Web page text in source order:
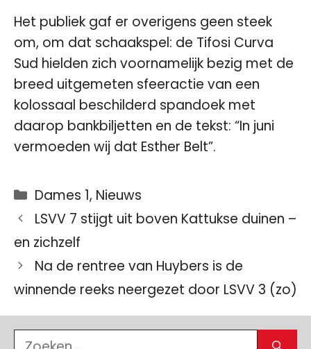
Het publiek gaf er overigens geen steek
om, om dat schaakspel: de Tifosi Curva
Sud hielden zich voornamelijk bezig met de
breed uitgemeten sfeeractie van een
kolossaal beschilderd spandoek met
daarop bankbiljetten en de tekst: “In juni
vermoeden wij dat Esther Belt”.
Categorieën
Dames 1, Nieuws
LSVV 7 stijgt uit boven Kattukse duinen –
en zichzelf
Na de rentree van Huybers is de
winnende reeks neergezet door LSVV 3 (zo)
Zoek